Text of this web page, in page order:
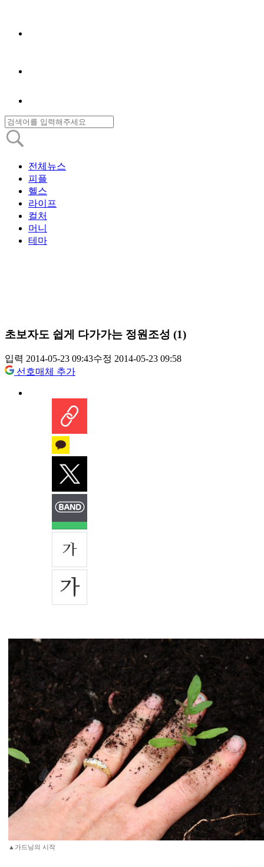
전체뉴스
피플
헬스
라이프
컬처
머니
테마
초보자도 쉽게 다가가는 정원조성 (1)
입력 2014-05-23 09:43수정 2014-05-23 09:58
선호매체 추가
▲가드닝의 시작